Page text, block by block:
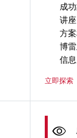
成
讲
方
博
信息
立即探索